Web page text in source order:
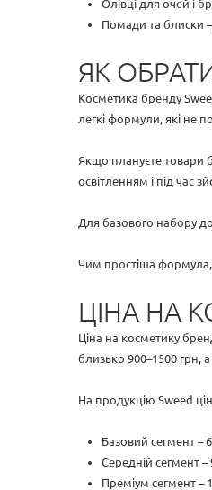
Олівці для очей і
Помади та блиски
ЯК
Косметика бренду
легкі формули, які не
Якщо плануєте товари
освітленням і під час
Для базового набору
Чим простіша формула,
ЦІНА НА
Ціна на косметику
близько 900–1500 грн,
На продукцію Sweed
Базовий сегмент –
Середній сегмент
Преміум сегмент –